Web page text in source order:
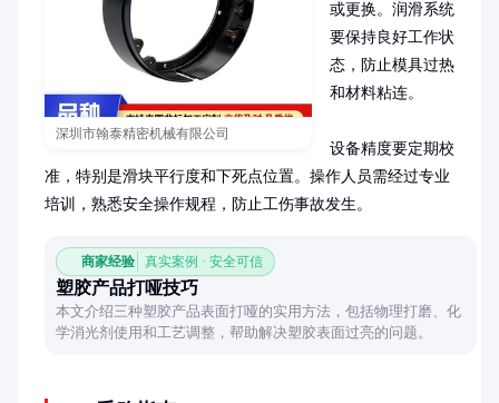
深圳市翰泰精密机械有限公司
或更换。润滑系统
要保持良好工作状
态，防止模具过热
和材料粘连。
设备精度要定期校
准，特别是滑块平行度和下死点位置。操作人员需经过专业
培训，熟悉安全操作规程，防止工伤事故发生。
商家经验 真实案例 · 安全可信
塑胶产品打哑技巧
本文介绍三种塑胶产品表面打哑的实用方法，包括物理打磨、化
学消光剂使用和工艺调整，帮助解决塑胶表面过亮的问题。